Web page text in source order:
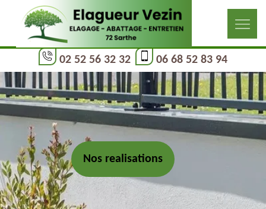
02 52 56 32 32 06 68 52 83 94
Nos realisations